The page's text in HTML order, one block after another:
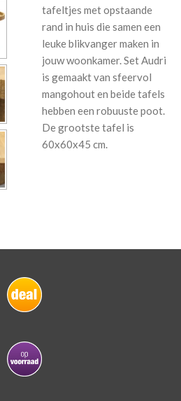
tafeltjes met opstaande
rand in huis die samen een
leuke blikvanger maken in
jouw woonkamer. Set Audri
is gemaakt van sfeervol
mangohout en beide tafels
hebben een robuuste poot.
De grootste tafel is
60x60x45 cm.